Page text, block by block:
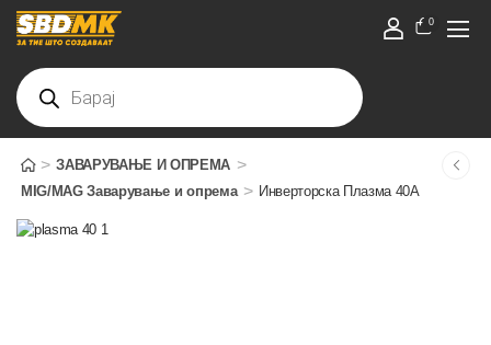
0
> ЗАВАРУВАЊЕ И ОПРЕМА >
MIG/MAG Заварување и опрема > Инверторска Плазма 40А